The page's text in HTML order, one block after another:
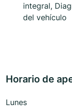
integral,
del vehículo
Horario de
Lunes